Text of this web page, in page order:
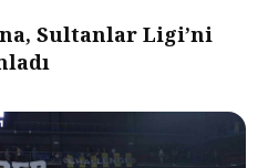
Sultanlar Ligi’ni